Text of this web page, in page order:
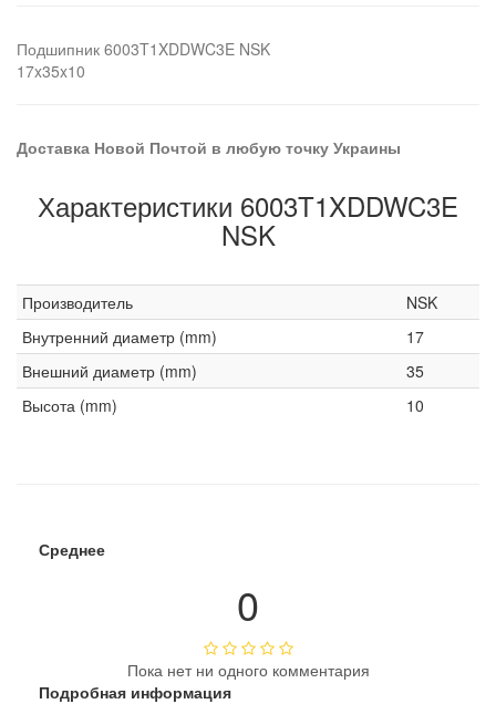
Подшипник 6003T1XDDWC3E NSK
17x35x10
Доставка Новой Почтой в любую точку Украины
Характеристики 6003T1XDDWC3E
NSK
Производитель
NSK
Внутренний диаметр (mm)
17
Внешний диаметр (mm)
35
Высота (mm)
10
Среднее
0
Пока нет ни одного комментария
Подробная информация